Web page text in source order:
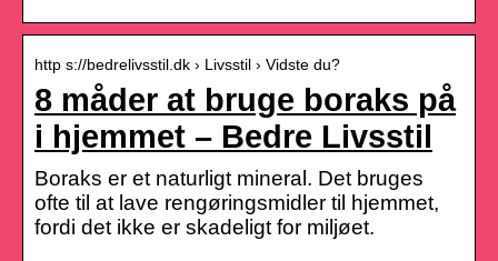
http s://bedrelivsstil.dk › Livsstil › Vidste du?
8 måder at bruge boraks på
i hjemmet – Bedre Livsstil
Boraks er et naturligt mineral. Det bruges
ofte til at lave rengøringsmidler til hjemmet,
fordi det ikke er skadeligt for miljøet.